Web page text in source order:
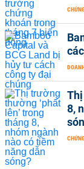
8,